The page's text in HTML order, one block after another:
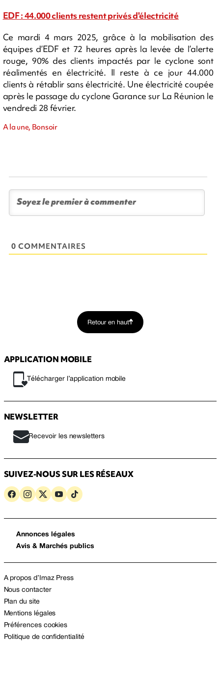
EDF : 44.000 clients restent privés d'électricité
Ce mardi 4 mars 2025, grâce à la mobilisation des
équipes d’EDF et 72 heures après la levée de l’alerte
rouge, 90% des clients impactés par le cyclone sont
réalimentés en électricité. Il reste à ce jour 44.000
clients à rétablir sans électricité. Une électricité coupée
après le passage du cyclone Garance sur La Réunion le
vendredi 28 février.
A la une, Bonsoir
0 COMMENTAIRES
Retour en haut
APPLICATION MOBILE
Télécharger l’application mobile
NEWSLETTER
Recevoir les newsletters
SUIVEZ-NOUS SUR LES RÉSEAUX
Annonces légales
Avis & Marchés publics
A propos d’Imaz Press
Nous contacter
Plan du site
Mentions légales
Préférences cookies
Politique de confidentialité